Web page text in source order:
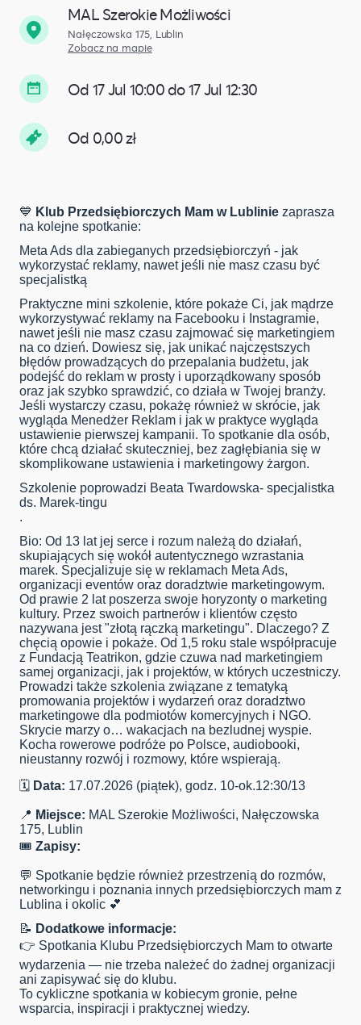
MAL Szerokie Możliwości
Nałęczowska 175, Lublin
Zobacz na mapie
Od 17 Jul 10:00 do 17 Jul 12:30
Od 0,00 zł
💙 Klub Przedsiębiorczych Mam w Lublinie zaprasza
na kolejne spotkanie:
Meta Ads dla zabieganych przedsiębiorczyń - jak
wykorzystać reklamy, nawet jeśli nie masz czasu być
specjalistką
Praktyczne mini szkolenie, które pokaże Ci, jak mądrze
wykorzystywać reklamy na Facebooku i Instagramie,
nawet jeśli nie masz czasu zajmować się marketingiem
na co dzień. Dowiesz się, jak unikać najczęstszych
błędów prowadzących do przepalania budżetu, jak
podejść do reklam w prosty i uporządkowany sposób
oraz jak szybko sprawdzić, co działa w Twojej branży.
Jeśli wystarczy czasu, pokażę również w skrócie, jak
wygląda Menedżer Reklam i jak w praktyce wygląda
ustawienie pierwszej kampanii. To spotkanie dla osób,
które chcą działać skuteczniej, bez zagłębiania się w
skomplikowane ustawienia i marketingowy żargon.
Szkolenie poprowadzi Beata Twardowska- specjalistka
ds. Marek-tingu
.
Bio: Od 13 lat jej serce i rozum należą do działań,
skupiających się wokół autentycznego wzrastania
marek. Specjalizuje się w reklamach Meta Ads,
organizacji eventów oraz doradztwie marketingowym.
Od prawie 2 lat poszerza swoje horyzonty o marketing
kultury. Przez swoich partnerów i klientów często
nazywana jest "złotą rączką marketingu". Dlaczego? Z
chęcią opowie i pokaże. Od 1,5 roku stale współpracuje
z Fundacją Teatrikon, gdzie czuwa nad marketingiem
samej organizacji, jak i projektów, w których uczestniczy.
Prowadzi także szkolenia związane z tematyką
promowania projektów i wydarzeń oraz doradztwo
marketingowe dla podmiotów komercyjnych i NGO.
Skrycie marzy o… wakacjach na bezludnej wyspie.
Kocha rowerowe podróże po Polsce, audiobooki,
nieustanny rozwój i rozmowy, które wspierają.
🗓 Data: 17.07.2026 (piątek), godz. 10-ok.12:30/13
📍 Miejsce: MAL Szerokie Możliwości, Nałęczowska
175, Lublin
🎟 Zapisy:
💬 Spotkanie będzie również przestrzenią do rozmów,
networkingu i poznania innych przedsiębiorczych mam z
Lublina i okolic 💕
📝 Dodatkowe informacje:
👉 Spotkania Klubu Przedsiębiorczych Mam to otwarte
wydarzenia — nie trzeba należeć do żadnej organizacji
ani zapisywać się do klubu.
To cykliczne spotkania w kobiecym gronie, pełne
wsparcia, inspiracji i praktycznej wiedzy.